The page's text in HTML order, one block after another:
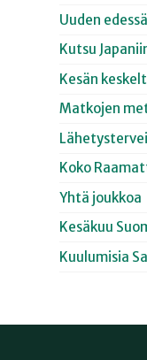
Uuden edessä
Kutsu
Kesän
Matkojen
Koko
Yhtä joukkoa
Kesäkuu
Kuulumisia